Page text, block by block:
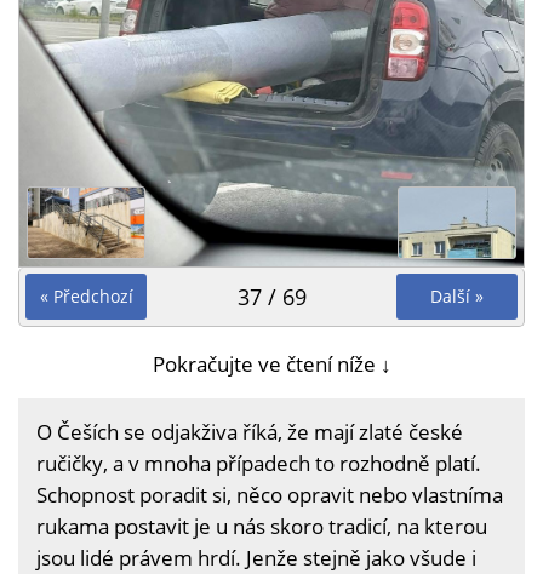
« Předchozí Další »
37 / 69
Pokračujte ve čtení níže ↓
O Češích se odjakživa říká, že mají zlaté české
ručičky, a v mnoha případech to rozhodně platí.
Schopnost poradit si, něco opravit nebo vlastníma
rukama postavit je u nás skoro tradicí, na kterou
jsou lidé právem hrdí. Jenže stejně jako všude i